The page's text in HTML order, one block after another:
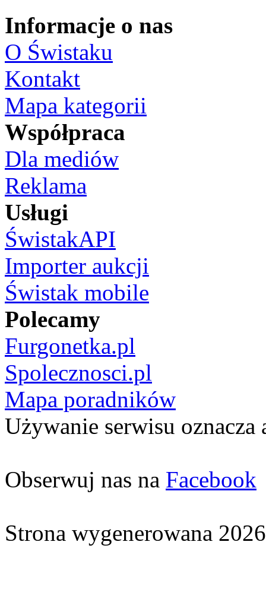
Informacje o nas
O Świstaku
Kontakt
Mapa kategorii
Współpraca
Dla mediów
Reklama
Usługi
ŚwistakAPI
Importer aukcji
Świstak mobile
Polecamy
Furgonetka.pl
Spolecznosci.pl
Mapa poradników
Używanie serwisu oznacza
Obserwuj nas na Facebook
Strona wygenerowana